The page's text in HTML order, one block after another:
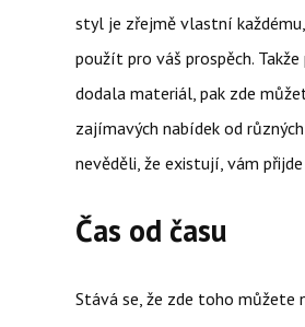
styl je zřejmě vlastní
použít pro váš prospěch.
dodala materiál, pak zde
zajímavých nabídek od
nevěděli, že existují, vám
Čas od času
Stává se, že zde toho můžete